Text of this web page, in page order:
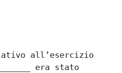
all’esercizio
era stato